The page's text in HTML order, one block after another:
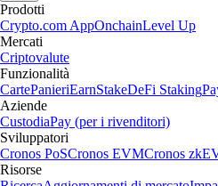
Prodotti
Crypto.com AppOnchainLevel Up
Mercati
Criptovalute
Funzionalità
CartePanieriEarnStakeDeFi Staking
Aziende
CustodiaPay (per i rivenditori)
Sviluppatori
Cronos PoSCronos EVMCronos
Risorse